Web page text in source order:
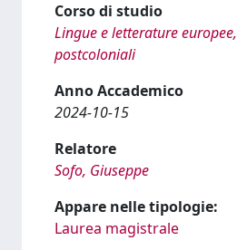
Corso di studio
Lingue e letterature
postcoloniali
Anno Accademico
2024-10-15
Relatore
Sofo, Giuseppe
Appare nelle tipologie:
Laurea magistrale